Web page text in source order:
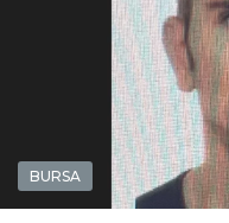
BURSA